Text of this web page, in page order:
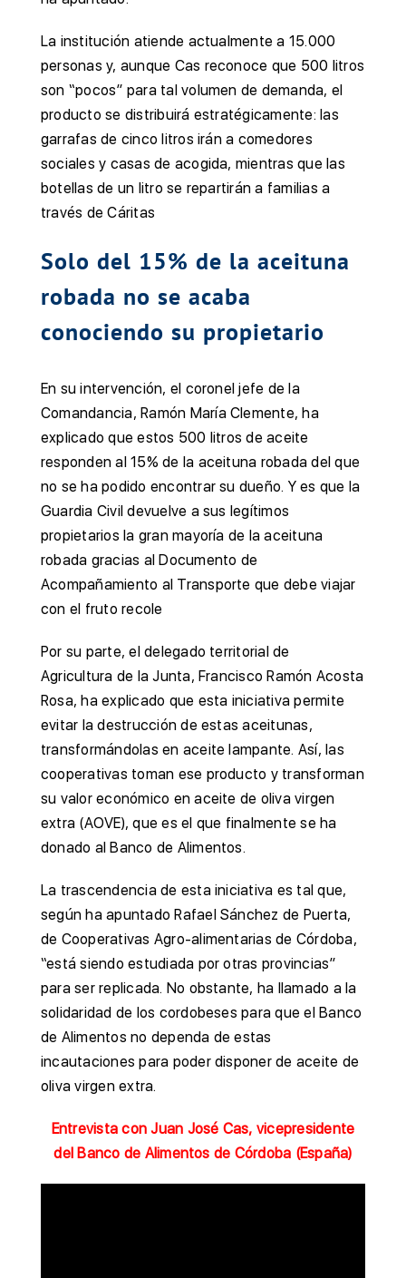
La institución atiende actualmente a 15.000
personas y, aunque Cas reconoce que 500 litros
son “pocos” para tal volumen de demanda, el
producto se distribuirá estratégicamente: las
garrafas de cinco litros irán a comedores
sociales y casas de acogida, mientras que las
botellas de un litro se repartirán a familias a
través de Cáritas
Solo del 15% de la aceituna
robada no se acaba
conociendo su propietario
En su intervención, el coronel jefe de la
Comandancia, Ramón María Clemente, ha
explicado que estos 500 litros de aceite
responden al 15% de la aceituna robada del que
no se ha podido encontrar su dueño. Y es que la
Guardia Civil devuelve a sus legítimos
propietarios la gran mayoría de la aceituna
robada gracias al Documento de
Acompañamiento al Transporte que debe viajar
con el fruto recole
Por su parte, el delegado territorial de
Agricultura de la Junta, Francisco Ramón Acosta
Rosa, ha explicado que esta iniciativa permite
evitar la destrucción de estas aceitunas,
transformándolas en aceite lampante. Así, las
cooperativas toman ese producto y transforman
su valor económico en aceite de oliva virgen
extra (AOVE), que es el que finalmente se ha
donado al Banco de Alimentos.
La trascendencia de esta iniciativa es tal que,
según ha apuntado Rafael Sánchez de Puerta,
de Cooperativas Agro-alimentarias de Córdoba,
“está siendo estudiada por otras provincias”
para ser replicada. No obstante, ha llamado a la
solidaridad de los cordobeses para que el Banco
de Alimentos no dependa de estas
incautaciones para poder disponer de aceite de
oliva virgen extra.
Entrevista con Juan José Cas, vicepresidente
del Banco de Alimentos de Córdoba (España)